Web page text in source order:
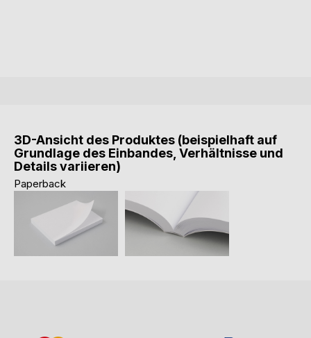
3D-Ansicht des Produktes (beispielhaft auf
Grundlage des Einbandes, Verhältnisse und
Details variieren)
Paperback